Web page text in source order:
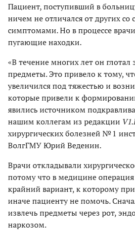
Пациент, поступивший в
ничем не отличался от других со
симптомами. Но в процессе
пугающие находки.
«В течение многих лет он глотал
предметы. Это привело к тому,
увеличился под тяжестью и
которые привели к
явились источником
нашим коллегам из редакции
хирургических болезней № 1
ВолгГМУ Юрий Веденин.
Врачи откладывали
потому что в медицине операция
крайний вариант, к которому
иначе пациенту не помочь.
извлечь предметы через рот,
наркозом.